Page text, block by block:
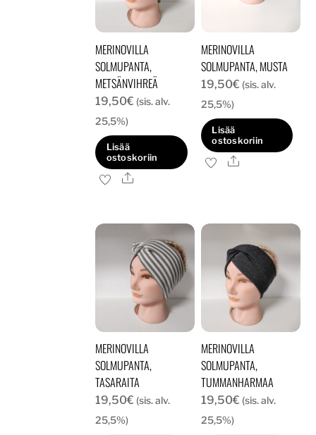
MERINOVILLA
SOLMUPANTA,
METSÄNVIHREÄ
19,50€ (sis. alv.
25,5%)
Lisää
ostoskoriin
Ale
MERINOVILLA
SOLMUPANTA, MUSTA
19,50€ (sis. alv.
25,5%)
Lisää
ostoskoriin
Ale
MERINOVILLA
SOLMUPANTA,
TASARAITA
19,50€ (sis. alv.
25,5%)
MERINOVILLA
SOLMUPANTA,
TUMMANHARMAA
19,50€ (sis. alv.
25,5%)